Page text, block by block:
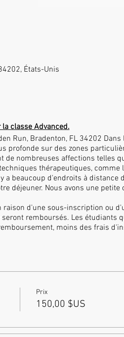
États-Unis
classe Advanced.
Run, Bradenton, FL 34202
profonde sur des zones
nombreuses affections telles
thérapeutiques, comme
a beaucoup d'endroits à distance
déjeuner. Nous avons une
d'une sous-inscription ou
remboursés. Les étudiants
moins des frais
fournissez restent
Prix
150,00 $US